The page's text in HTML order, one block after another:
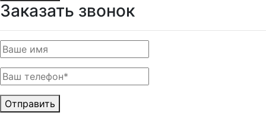
Заказать звонок
Отправить